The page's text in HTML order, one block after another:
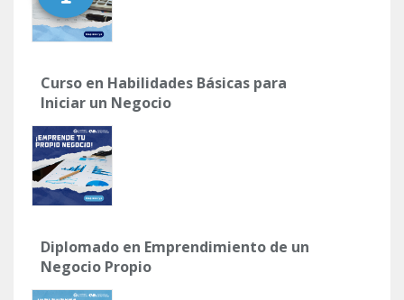
Curso en Habilidades Básicas para
Iniciar un Negocio
Diplomado en Emprendimiento de un
Negocio Propio